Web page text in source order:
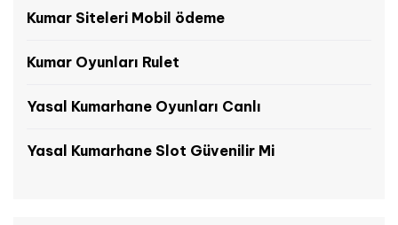
Kumar Siteleri Mobil ödeme
Kumar Oyunları Rulet
Yasal Kumarhane Oyunları Canlı
Yasal Kumarhane Slot Güvenilir Mi